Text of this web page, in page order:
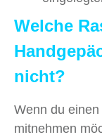
Welche
nicht?
Wenn du
mitnehmen